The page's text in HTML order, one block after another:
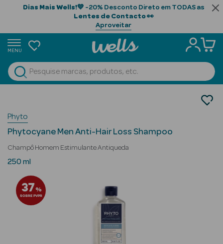
Dias Mais Wells!💙 -20% Desconto Direto em TODAS as
Lentes de Contacto👀
Aproveitar
MENU
Ver Tudo
Beauty Season
Cabelo
Profissional
Beauty Season
Beauty Season
Cosmética
Tratamento Anti-Queda
Phyto
Phytocyane Men Anti-Hair Loss Shampoo
Champô Homem Estimulante Antiqueda
250 ml
37%
SOBRE PVPR